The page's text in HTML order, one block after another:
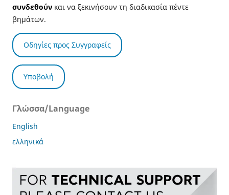
συνδεθούνκαι να ξεκινήσουν τη διαδικασία πέντε
βημάτων.
Οδηγίες προς Συγγραφείς
Υποβολή
Γλώσσα/Language
English
ελληνικά